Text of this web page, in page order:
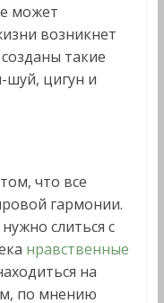
может
возникнет
такие
шуй, цигун и
что все
гармонии.
слиться с
нравственные
на
по мнению